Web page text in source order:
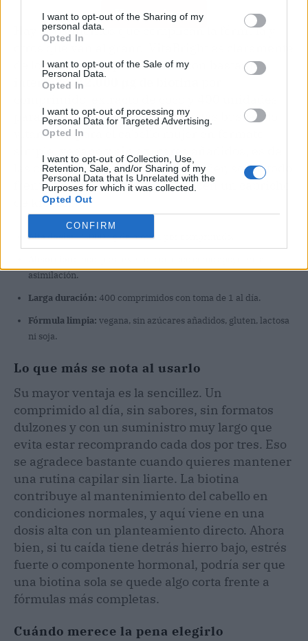
I want to opt-out of the Sharing of my
personal data.
Opted In
I want to opt-out of the Sale of my
Personal Data.
Opted In
I want to opt-out of processing my
Personal Data for Targeted Advertising.
Opted In
I want to opt-out of Collection, Use,
Retention, Sale, and/or Sharing of my
Personal Data that Is Unrelated with the
Purposes for which it was collected.
Opted Out
CONFIRM
Ver producto
Hay suplementos que complican la fórmula y
otros que van al grano. VitaBright es claramente
de los segundos, pero lo hace con bastante
intención:12.000 µg de biotina
para cubrir más de un año. Si estás buscando
vitaminas para el cabello mujer en formato
las compras más fáciles de entender, sobre todo
frente a las gominolas que parecen un capricho
de kiosco.
Alta dosis:12.000 µg de biotina por comprimido.
asimilación.
Larga duración: 400 comprimidos con toma de 1 al día.
Fórmula limpia: vegana, sin azúcares añadidos, gluten, lactosa
ni soja.
Lo que más se nota al usarlo
Su mayor ventaja es la sencillez. Un
comprimido al día, sin sabores, sin formatos
dulzones y con un suministro muy largo que
evita estar recomprando cada dos por tres. Eso
se agradece bastante cuando quieres mantener
una rutina capilar sin liarte. La biotina
contribuye al mantenimiento del cabello en
condiciones normales, y aquí viene en una
dosis alta con un planteamiento directo. Ahora
bien, si tu caída tiene detrás hierro bajo, estrés
fuerte o componente hormonal, podría ser que
una biotina sola se quede algo corta frente a
fórmulas más completas.
Cuándo merece la pena elegirlo